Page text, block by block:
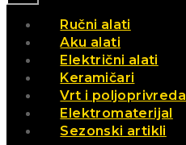
Ručni alati
Aku alati
Električni alati
Keramičari
Vrt i poljoprivreda
Elektromaterijal
Sezonski artikli